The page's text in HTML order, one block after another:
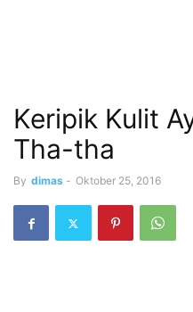
Keripik Kulit
Tha-tha
By dimas - Oktober 25, 2016